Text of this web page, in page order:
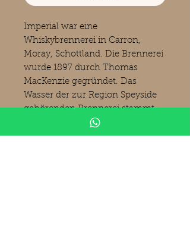
Imperial war eine
Whiskybrennerei in Carron,
Moray, Schottland. Die Brennerei
wurde 1897 durch Thomas
MacKenzie gegründet. Das
Wasser der zur Region Speyside
gehörenden Brennerei stammt
aus dem Ballintomb Burn. Seit
der Übernahme von Allied